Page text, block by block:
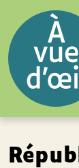
Fermer
un
livre,
un
un
EAN